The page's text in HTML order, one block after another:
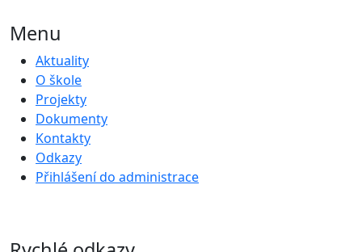
Menu
Aktuality
O škole
Projekty
Dokumenty
Kontakty
Odkazy
Přihlášení do administrace